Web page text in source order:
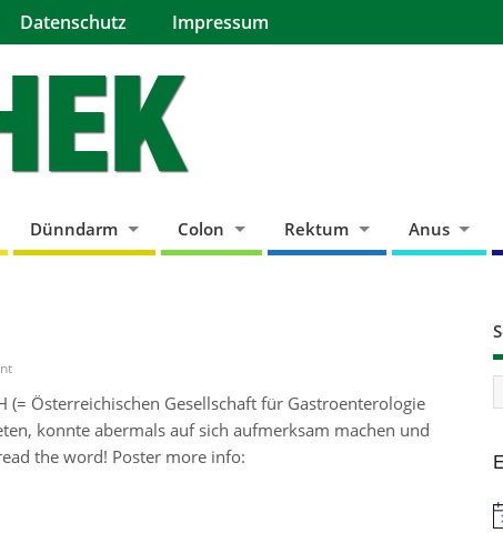
Datenschutz Impressum
Dünndarm Colon Rektum Anus
(= Österreichischen Gesellschaft für Gastroenterologie
konnte abermals auf sich aufmerksam machen und
the word! Poster more info: